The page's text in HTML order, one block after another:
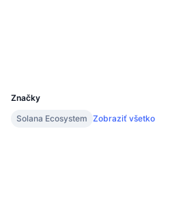
Značky
Solana Ecosystem Zobraziť všetko